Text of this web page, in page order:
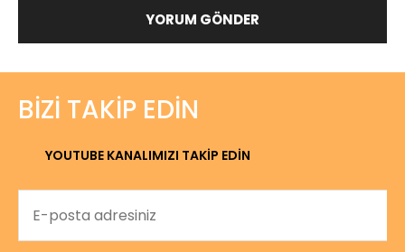
BIZI TAKIP EDIN
YOUTUBE KANALIMIZI TAKİP EDİN